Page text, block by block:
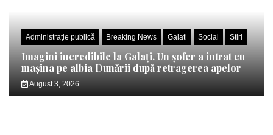
Administrație publică Breaking News Galati Social Stiri
Imagini incredibile la Galați. Un șofer a intrat cu
mașina pe albia Dunării după retragerea apelor
August 3, 2026